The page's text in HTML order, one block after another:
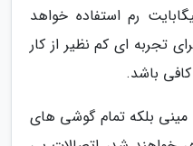
قدرتمند از همان 4 گیگابایت رم استفاده خواهد
تجربه ای کم نظیر از کار
یک بخشی که نه فقط آیفون 13 مینی بلکه تمام گوشی های